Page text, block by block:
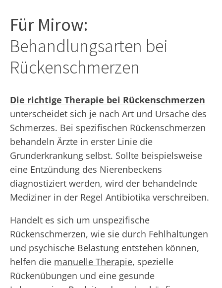
Für Mirow:
Behandlungsarten bei
Rückenschmerzen
Die richtige Therapie bei Rückenschmerzen
unterscheidet sich je nach Art und Ursache des
Schmerzes. Bei spezifischen Rückenschmerzen
behandeln Ärzte in erster Linie die
Grunderkrankung selbst. Sollte beispielsweise
eine Entzündung des Nierenbeckens
diagnostiziert werden, wird der behandelnde
Mediziner in der Regel Antibiotika verschreiben.
Handelt es sich um unspezifische
Rückenschmerzen, wie sie durch Fehlhaltungen
und psychische Belastung entstehen können,
helfen die manuelle Therapie, spezielle
Rückenübungen und eine gesunde